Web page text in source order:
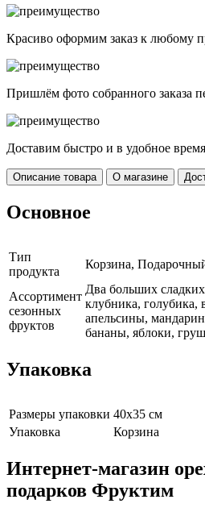
Красиво оформим заказ к любому
Пришлём фото собранного заказа
Доставим быстро и в удобное время
Описание товара О магазине
Основное
Тип
продукта
Корзина,
Ассортимент
сезонных
фруктов
Два больших
клубника, голубика,
апельсины,
бананы, яблоки,
Упаковка
Размеры упаковки 40х35 см
Упаковка
Корзина
Интернет-магазин
подарков Фруктим